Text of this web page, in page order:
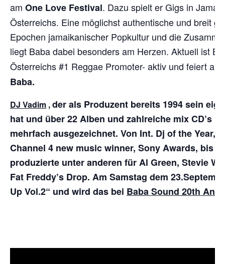
am One Love Festival. Dazu spielt er Gigs in
Österreichs. Eine möglichst authentische und breit
Epochen jamaikanischer Popkultur und die
liegt Baba dabei besonders am Herzen. Aktuell ist
Österreichs #1 Reggae Promoter- aktiv und feiert am
Baba.
DJ Vadim ,der als Produzent bereits 1994 sein
hat und über 22 Alben und zahlreiche mix CD’s
mehrfach ausgezeichnet. Von Int. Dj of the Year,
Channel 4 new music winner, Sony Awards, bis
produzierte unter anderen für Al Green, Stevie
Fat Freddy’s Drop. Am Samstag dem
Up Vol.2“ und wird das bei Baba Sound 20th